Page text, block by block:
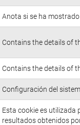
Anota si se ha
Contains the details of
Contains the details of
Configuración del
Esta cookie es utilizada
resultados obtenidos